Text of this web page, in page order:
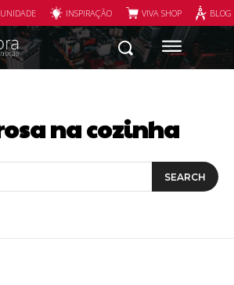
INSPIRAÇÃO VIVA SHOP
na cozinha
SEARCH